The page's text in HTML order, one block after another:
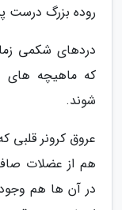
روده بزرگ درست
دردهای شکمی
که ماهیچه های
شوند.
عروق کرونر قلبی
هم از عضلات
در آن ها هم